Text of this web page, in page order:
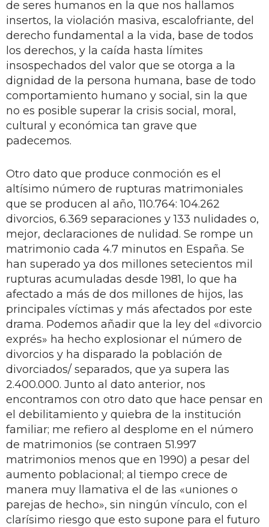
de seres humanos en la que nos hallamos
insertos, la violación masiva, escalofriante, del
derecho fundamental a la vida, base de todos
los derechos, y la caída hasta límites
insospechados del valor que se otorga a la
dignidad de la persona humana, base de todo
comportamiento humano y social, sin la que
no es posible superar la crisis social, moral,
cultural y económica tan grave que
padecemos.
Otro dato que produce conmoción es el
altísimo número de rupturas matrimoniales
que se producen al año, 110.764: 104.262
divorcios, 6.369 separaciones y 133 nulidades o,
mejor, declaraciones de nulidad. Se rompe un
matrimonio cada 4.7 minutos en España. Se
han superado ya dos millones setecientos mil
rupturas acumuladas desde 1981, lo que ha
afectado a más de dos millones de hijos, las
principales víctimas y más afectados por este
drama. Podemos añadir que la ley del «divorcio
exprés» ha hecho explosionar el número de
divorcios y ha disparado la población de
divorciados/ separados, que ya supera las
2.400.000. Junto al dato anterior, nos
encontramos con otro dato que hace pensar en
el debilitamiento y quiebra de la institución
familiar; me refiero al desplome en el número
de matrimonios (se contraen 51.997
matrimonios menos que en 1990) a pesar del
aumento poblacional; al tiempo crece de
manera muy llamativa el de las «uniones o
parejas de hecho», sin ningún vínculo, con el
clarísimo riesgo que esto supone para el futuro